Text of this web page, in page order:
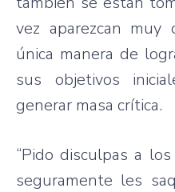
vez aparezcan
única manera de
sus objetivos
generar masa crítica.
“Pido disculpas a
seguramente les